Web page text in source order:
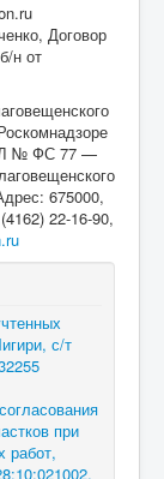
Договор
н от
ЭЛ № ФС 77 —
675000,
22-16-90,
с/т
при
работ,